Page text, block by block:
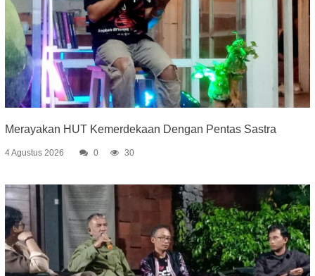
Merayakan HUT Kemerdekaan Dengan Pentas Sastra
4 Agustus 2026 0 30